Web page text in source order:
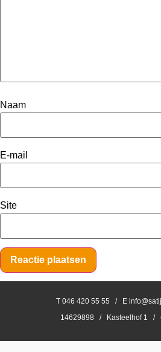
Naam
E-mail
Site
T 046 420 55 55 / E
14629898 / Kasteelhof 1 /